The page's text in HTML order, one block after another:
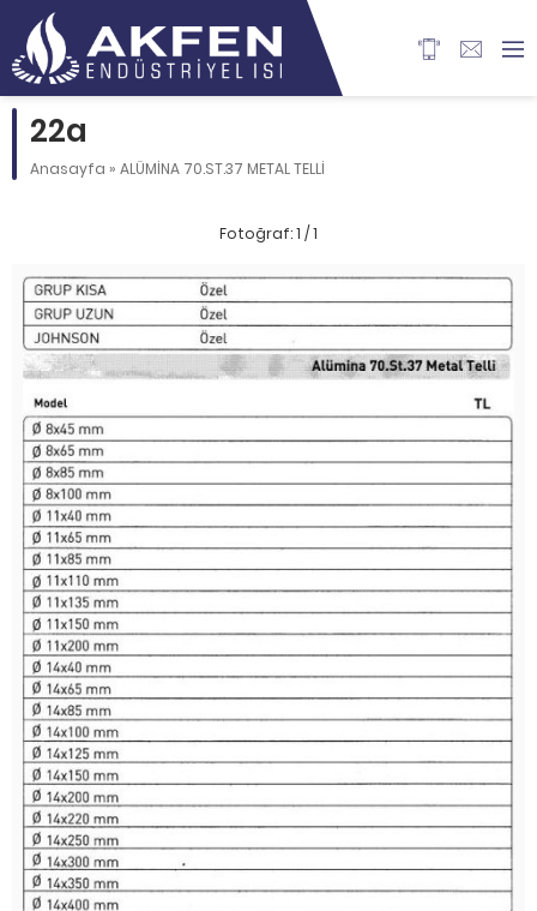
22a
Anasayfa » ALÜMİNA 70.ST.37 METAL TELLİ
Fotoğraf: 1 / 1